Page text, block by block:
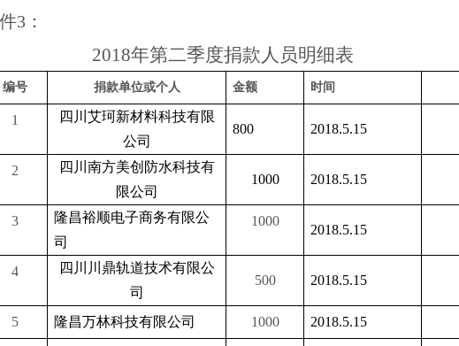
3 ：
2018年第二季度捐款人员明细表
编号 捐款单位或个人 金额 时间
1
四川艾珂新材料科技有限
公司
800 2018.5.15
2
四川南方美创防水科技有
限公司
1000 2018.5.15
3
隆昌裕顺电子商务有限公
司
1000
2018.5.15
4
四川川鼎轨道技术有限公
司
500 2018.5.15
5 隆昌万林科技有限公司 1000 2018.5.15